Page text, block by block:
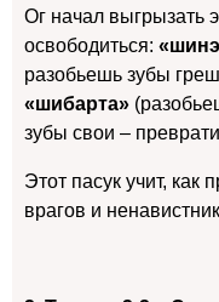
Ог начал выгрызать
освободиться:
разобьешь зубы
«шибарта»
зубы свои –
Этот пасук учит, как
врагов и